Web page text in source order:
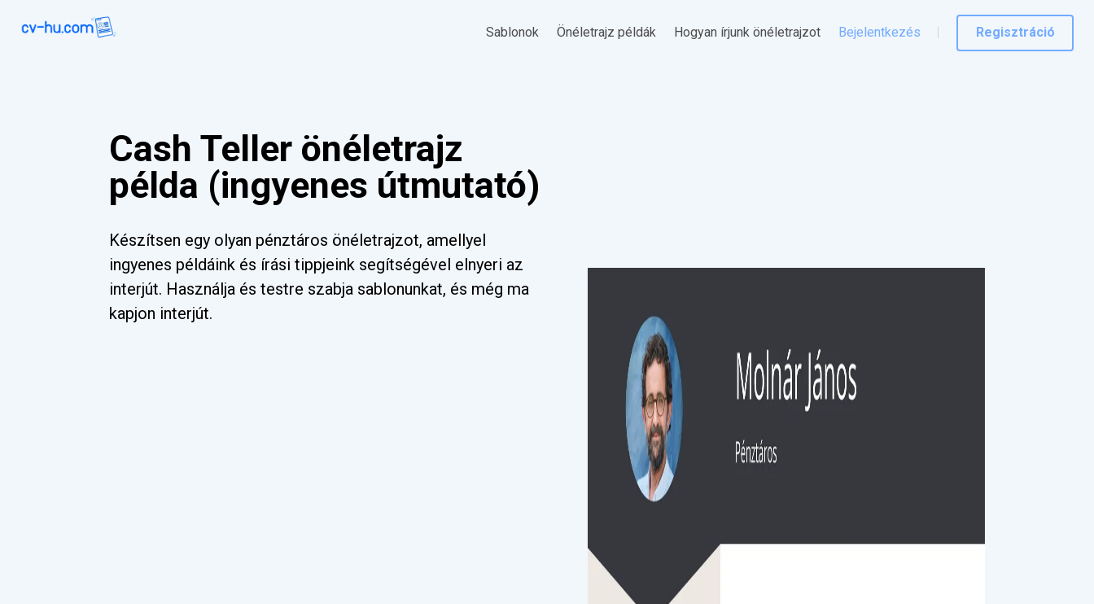
Sablonok Önéletrajz példák Hogyan írjunk önéletrajzot Bejelentkezés Regisztráció
Cash Teller önéletrajz
példa (ingyenes útmutató)
Készítsen egy olyan pénztáros önéletrajzot, amellyel
ingyenes példáink és írási tippjeink segítségével elnyeri az
interjút. Használja és testre szabja sablonunkat, és még ma
kapjon interjút.